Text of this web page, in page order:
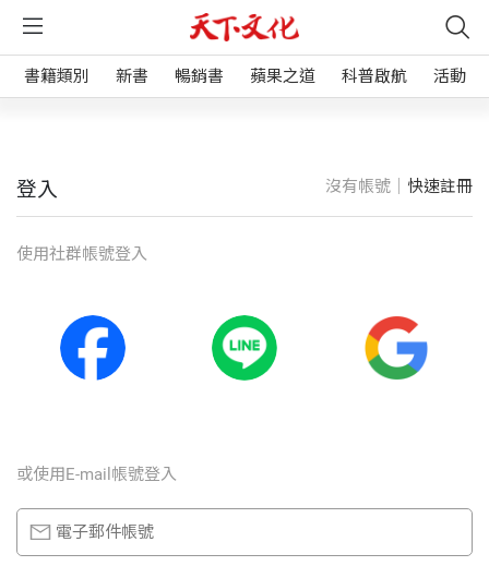
書籍類別 新書 暢銷書 蘋果之道 科普啟航 活動
登入 沒有帳號｜ 快速註冊
使⽤社群帳號登入
或使⽤E-mail帳號登入